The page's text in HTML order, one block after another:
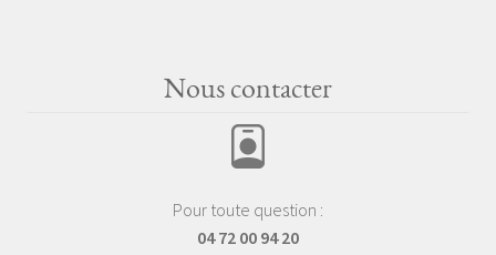
Nous contacter
Pour toute question :
04 72 00 94 20